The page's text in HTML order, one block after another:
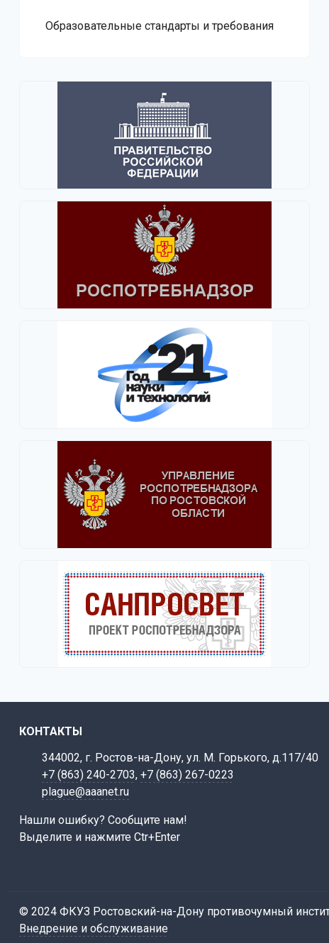
Образовательные стандарты и требования
КОНТАКТЫ
344002, г. Ростов-на-Дону, ул. М. Горького, д.117/40
+7 (863) 240-2703, +7 (863) 267-0223
plague@aaanet.ru
Нашли ошибку? Сообщите нам!
Выделите и нажмите Ctr+Enter
© 2024 ФКУЗ Ростовский-на-Дону противочумный
Внедрение и обслуживание